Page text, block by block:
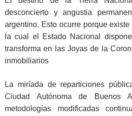
desconcierto y angustia
argentino. Esto ocurre porque
la cual el Estado Nacional
transforma en las Joyas de la
inmobiliarios
La miríada de reparticiones
Ciudad Autónoma de Buenos
metodologías modificadas